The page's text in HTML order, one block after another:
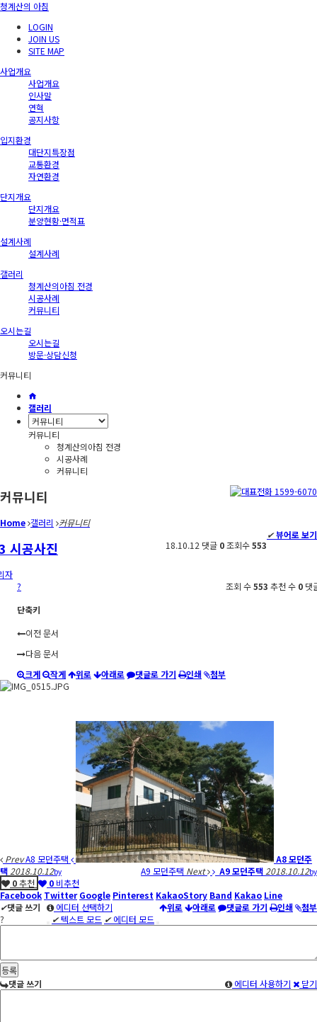
청계산의 아침
LOGIN
JOIN US
SITE MAP
사업개요
사업개요
인사말
연혁
공지사항
입지환경
대단지특장점
교통환경
자연환경
단지개요
단지개요
분양현황·면적표
설계사례
설계사례
갤러리
청계산의아침 전경
시공사례
커뮤니티
오시는길
오시는길
방문·상담신청
커뮤니티
갤러리
커뮤니티
청계산의아침 전경
시공사례
커뮤니티
커뮤니티
Home 갤러리 커뮤니티
✔뷰어로 보기
18.10.12 댓글 0조회수553
시공사진
자
조회 수553 추천 수 0 댓
?
단축키
이전 문서
다음 문서
크게
작게 위로 아래로 댓글로 가기 인쇄 첨부
PrevA8 모던주택
A8 모던주
택 2018.10.12by A9 모던주택 Next A9 모던주택 2018.10.12by
0추천 0 비추천
Facebook Twitter Google Pinterest KakaoStory Band Kakao Line
위로
아래로 댓글로 가기 인쇄 첨부
✔댓글 쓰기
에디터 선택하기
✔텍스트 모드 ✔에디터 모드
?
댓글 쓰기 에디터 사용하기 닫기